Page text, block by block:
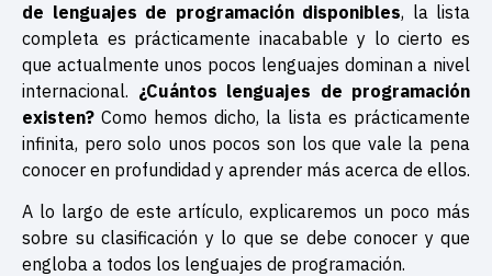
de lenguajes de programación disponibles, la lista
completa es prácticamente inacabable y lo cierto es
que actualmente unos pocos lenguajes dominan a nivel
internacional. ¿Cuántos lenguajes de programación
existen? Como hemos dicho, la lista es prácticamente
infinita, pero solo unos pocos son los que vale la pena
conocer en profundidad y aprender más acerca de ellos.
A lo largo de este artículo, explicaremos un poco más
sobre su clasificación y lo que se debe conocer y que
engloba a todos los lenguajes de programación.